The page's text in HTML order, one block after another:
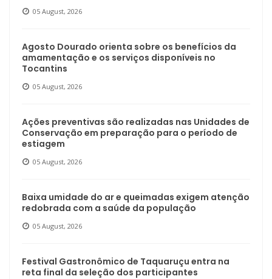
05 August, 2026
Agosto Dourado orienta sobre os benefícios da
amamentação e os serviços disponíveis no
Tocantins
05 August, 2026
Ações preventivas são realizadas nas Unidades de
Conservação em preparação para o período de
estiagem
05 August, 2026
Baixa umidade do ar e queimadas exigem atenção
redobrada com a saúde da população
05 August, 2026
Festival Gastronômico de Taquaruçu entra na
reta final da seleção dos participantes